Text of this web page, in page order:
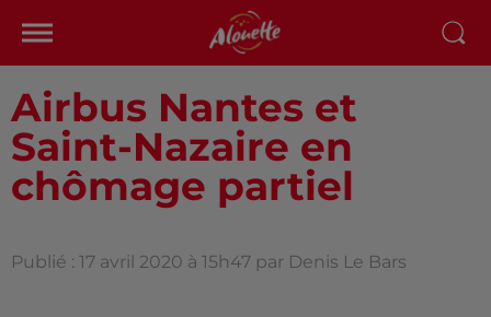
Airbus Nantes et
Saint-Nazaire en
chômage partiel
Publié : 17 avril 2020 à 15h47 par Denis Le Bars